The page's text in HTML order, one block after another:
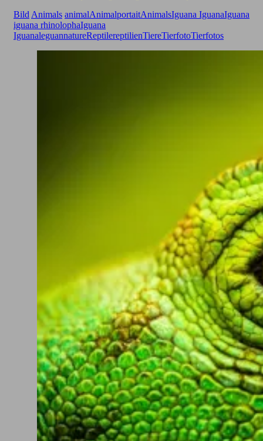
Bild Animals animalAnimalportaitAnimalsIguana IguanaIguana
iguana rhinolophaIguana
IguanaleguannatureReptilereptilienTiereTierfotoTierfotos